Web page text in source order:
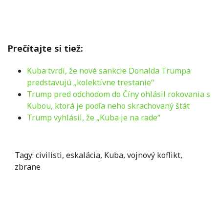
Prečítajte si tiež:
Kuba tvrdí, že nové sankcie Donalda Trumpa
predstavujú „kolektívne trestanie“
Trump pred odchodom do Číny ohlásil rokovania s
Kubou, ktorá je podľa neho skrachovaný štát
Trump vyhlásil, že „Kuba je na rade“
Tagy: civilisti, eskalácia, Kuba, vojnový koflikt,
zbrane